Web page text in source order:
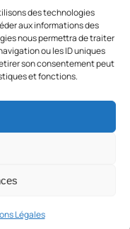
des technologies
aux informations des
nous permettra de traiter
ou les ID uniques
son consentement peut
et fonctions.
Légales